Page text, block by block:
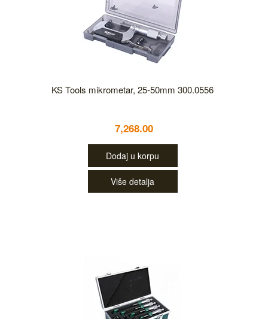
KS Tools mikrometar, 25-50mm 300.0556
7,268.00
Dodaj u korpu
Više detalja